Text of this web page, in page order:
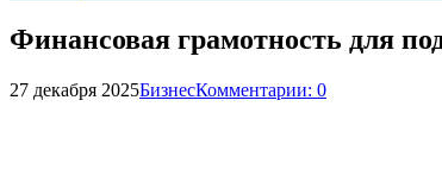
Финансовая грамотность для
27 декабря 2025БизнесКомментарии: 0